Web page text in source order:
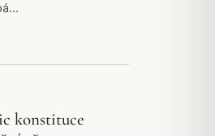
konstituce